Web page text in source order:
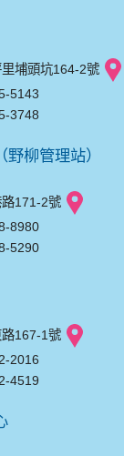
埔頭坑164-2號
5143
3748
柳管理站）
171-2號
8980
5290
167-1號
2016
4519